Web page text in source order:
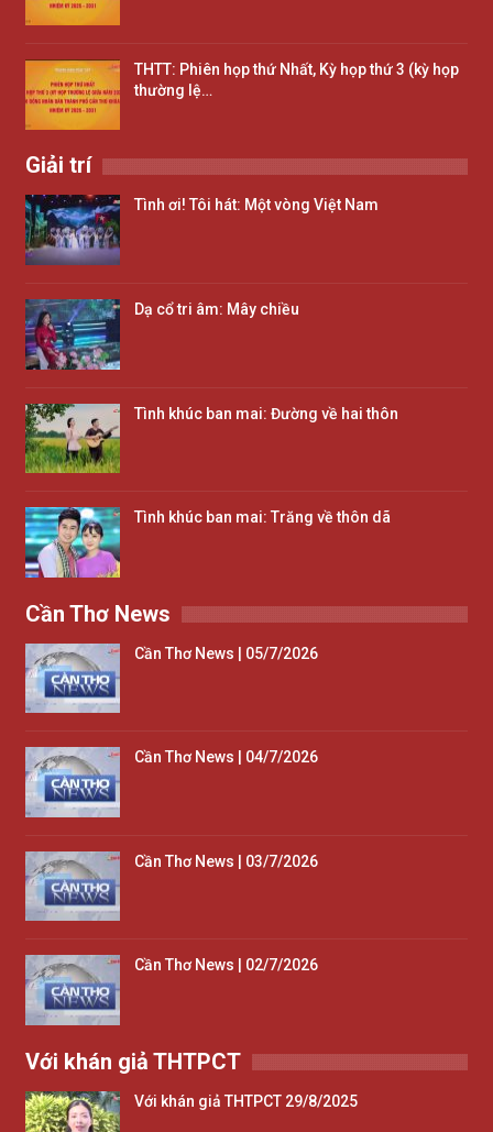
THTT: Phiên họp thứ Nhất, Kỳ họp thứ 3 (kỳ họp
thường lệ…
Giải trí
Tình ơi! Tôi hát: Một vòng Việt Nam
Dạ cổ tri âm: Mây chiều
Tình khúc ban mai: Đường về hai thôn
Tình khúc ban mai: Trăng về thôn dã
Cần Thơ News
Cần Thơ News | 05/7/2026
Cần Thơ News | 04/7/2026
Cần Thơ News | 03/7/2026
Cần Thơ News | 02/7/2026
Với khán giả THTPCT
Với khán giả THTPCT 29/8/2025